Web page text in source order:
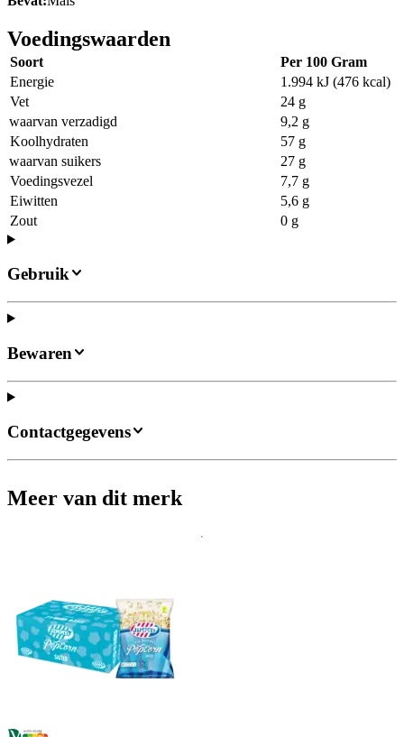
Voedingswaarden
Soort
Per 100 Gram
Energie
1.994 kJ (476 kcal)
Vet
24 g
waarvan verzadigd
9,2 g
Koolhydraten
57 g
waarvan suikers
27 g
Voedingsvezel
7,7 g
Eiwitten
5,6 g
Zout
0 g
Gebruik
Bewaren
Contactgegevens
Meer van dit merk